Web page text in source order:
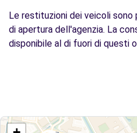
Le restituzioni dei veicoli sono
di apertura dell'agenzia. La
disponibile al di fuori di questi